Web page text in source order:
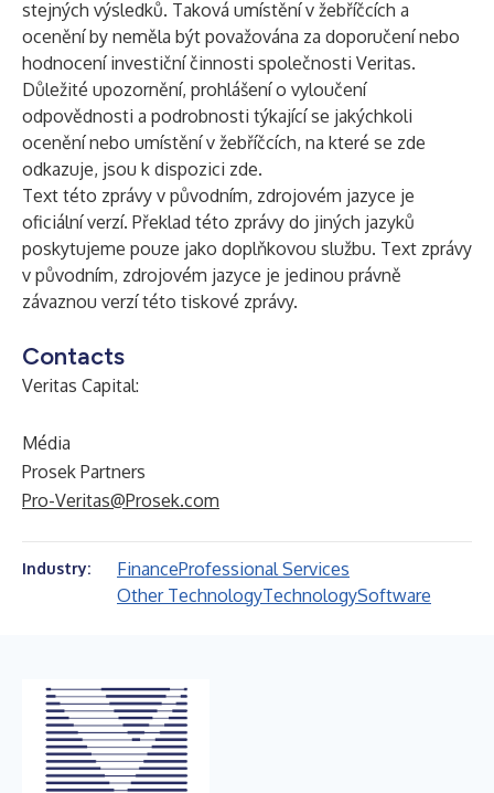
stejných výsledků. Taková umístění v žebříčcích a
ocenění by neměla být považována za doporučení nebo
hodnocení investiční činnosti společnosti Veritas.
Důležité upozornění, prohlášení o vyloučení
odpovědnosti a podrobnosti týkající se jakýchkoli
ocenění nebo umístění v žebříčcích, na které se zde
odkazuje, jsou k dispozici zde.
Text této zprávy v původním, zdrojovém jazyce je
oficiální verzí. Překlad této zprávy do jiných jazyků
poskytujeme pouze jako doplňkovou službu. Text zprávy
v původním, zdrojovém jazyce je jedinou právně
závaznou verzí této tiskové zprávy.
Contacts
Veritas Capital:
Média
Prosek Partners
Pro-Veritas@Prosek.com
Industry: FinanceProfessional Services
Other TechnologyTechnologySoftware